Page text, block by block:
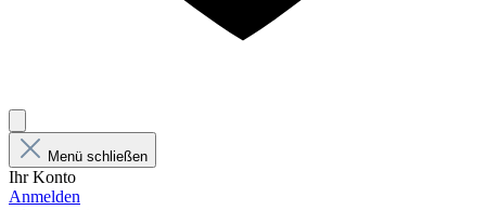
Menü schließen
Ihr Konto
Anmelden